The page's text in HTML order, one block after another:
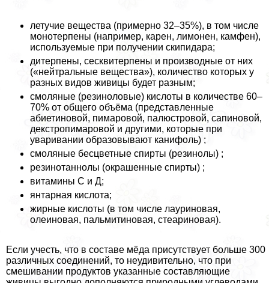
летучие вещества (примерно 32–35%), в том числе
монотерпены (например, карен, лимонен, камфен),
используемые при получении скипидapа;
дитерпены, сесквитерпены и производные от них
(«нейтральные вещества»), количество которых у
разных видов живицы будет разным;
смоляные (резиноловые) кислоты в количестве 60–
70% от общего объёма (представленные
абиетиновой, пимаровой, палюстровой, сапиновой,
декстропимаровой и другими, которые при
уваривании образовывают канифоль) ;
смоляные бесцветные спирты (резинолы) ;
резинотаннолы (окрашенные спирты) ;
витамины С и Д;
янтарная кислота;
жирные кислоты (в том числе лауриновая,
олеиновая, пальмитиновая, стеариновая).
Если учесть, что в составе мёда присутствует больше 300
различных соединений, то неудивительно, что при
смешивании продуктов указанные составляющие